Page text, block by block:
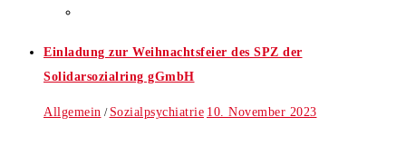
Einladung zur Weihnachtsfeier des SPZ der
Solidarsozialring gGmbH
Allgemein / Sozialpsychiatrie 10. November 2023